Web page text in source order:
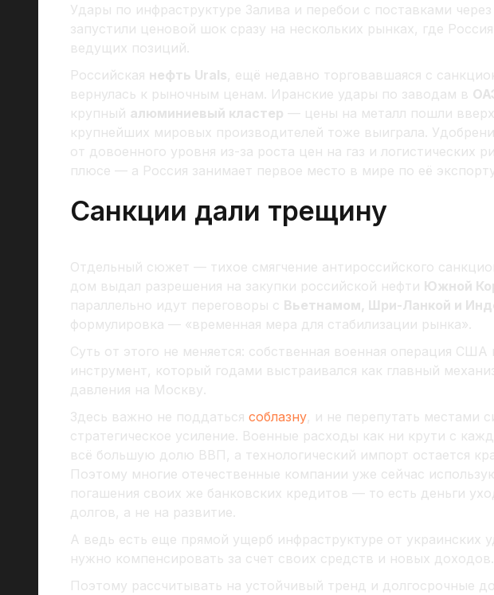
Удары по инфраструктуре Залива и перебои с поставками через
запустили ценовой шок сразу на нескольких рынках, где
ведущих позиций.
Российская нефть Urals, ещё недавно торговавшаяся с
вернулась к рыночным ценам. Иранские удары по заводам в
крупный алюминиевый кластер — цены на металл пошли
крупнейших мировых производителей тоже выиграла.
от довоенного уровня из-за роста цен на газ и логистических
плюсе — а Россия занимает первое место в мире по её
Санкции дали трещину
Отдельный сюжет — тихое смягчение антироссийского
дом выдал разрешения на закупки российской нефти Южной
параллельно идут переговоры с Вьетнамом, Шри-Ланкой и
формулировка — «временная мера для стабилизации рынка».
Суть от этого не меняется: собственная военная операция США
инструмент, который годами выстраивался как главный
давления на Москву.
Здесь важно не поддаться соблазну, и не перепутать местами
стратегическое усиление. Военные расходы как ни крути с
всё большую долю ВВП, а технологический импорт остается
Поэтому многие отечественные компании уже сейчас
погашения своих же банковских кредитов — то есть деньги
долгов, а не на развитие.
А ведь есть еще прямой ущерб инфраструктуре от украинских
нужно компенсировать за счет своих средств и новых доходов.
Поэтому рассчитывать на устойчивый тренд и долгосрочные